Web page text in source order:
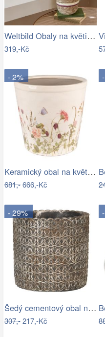
Weltbild Obaly na květináče z mořské…
319,-Kč
- 2%
Keramický obal na květináč s lučními…
681,-666,-Kč
- 29%
Šedý cementový obal na květináč s…
307,-217,-Kč